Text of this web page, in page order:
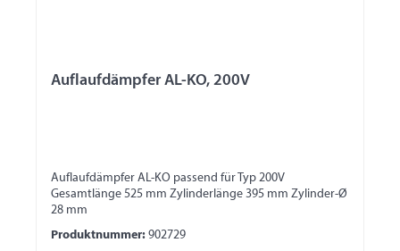
Auflaufdämpfer AL-KO, 200V
Auflaufdämpfer AL-KO passend für Typ 200V
Gesamtlänge 525 mm Zylinderlänge 395 mm Zylinder-Ø
28 mm
Produktnummer: 902729